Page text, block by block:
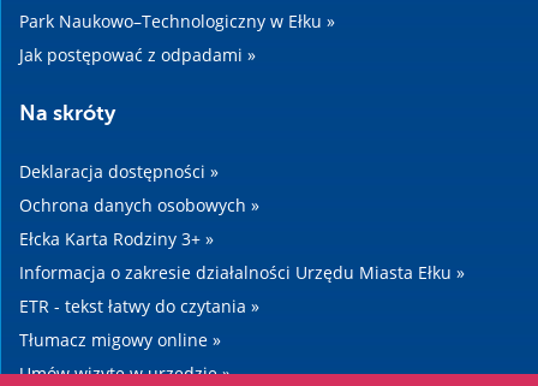
Park Naukowo–Technologiczny w Ełku »
Jak postępować z odpadami »
Na skróty
Deklaracja dostępności »
Ochrona danych osobowych »
Ełcka Karta Rodziny 3+ »
Informacja o zakresie działalności Urzędu Miasta Ełku »
ETR - tekst łatwy do czytania »
Tłumacz migowy online »
Umów wizytę w urzędzie »